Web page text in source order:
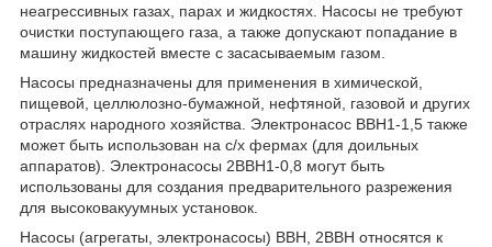
неагрессивных газах, парах и жидкостях. Насосы не требуют
очистки поступающего газа, а также допускают попадание в
машину жидкостей вместе с засасываемым газом.
Насосы предназначены для применения в химической,
пищевой, целлюлозно-бумажной, нефтяной, газовой и других
отраслях народного хозяйства. Электронасос ВВН1-1,5 также
может быть использован на с/х фермах (для доильных
аппаратов). Электронасосы 2ВВН1-0,8 могут быть
использованы для создания предварительного разрежения
для высоковакуумных установок.
Насосы (агрегаты, электронасосы) ВВН, 2ВВН относятся к